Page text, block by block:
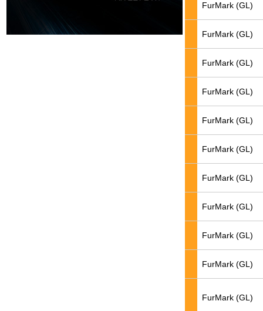
FurMark (GL)
FurMark (GL)
FurMark (GL)
FurMark (GL)
FurMark (GL)
FurMark (GL)
FurMark (GL)
FurMark (GL)
FurMark (GL)
FurMark (GL)
FurMark (GL)